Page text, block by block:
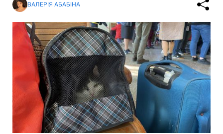
ВАЛЕРІЯ АБАБІНА